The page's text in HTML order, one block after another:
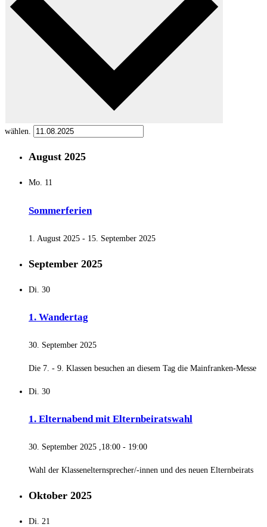
wählen.
August 2025
Mo. 11
Sommerferien
1. August 2025 - 15. September 2025
September 2025
Di. 30
1. Wandertag
30. September 2025
Die 7. - 9. Klassen besuchen an diesem Tag die Mainfranken-Messe
Di. 30
1. Elternabend mit Elternbeiratswahl
30. September 2025 ,18:00 - 19:00
Wahl der Klassenelternsprecher/-innen und des neuen Elternbeirats
Oktober 2025
Di. 21